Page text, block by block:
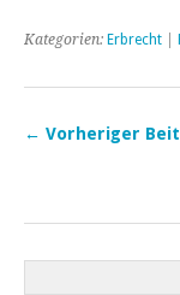
Kategorien: Erbrecht
← Vorheriger